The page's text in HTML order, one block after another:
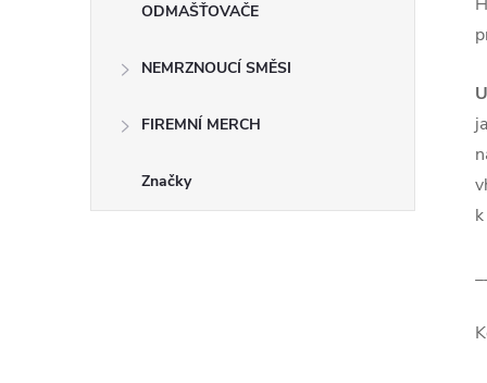
ODMAŠŤOVAČE
NEMRZNOUCÍ SMĚSI
FIREMNÍ MERCH
Značky